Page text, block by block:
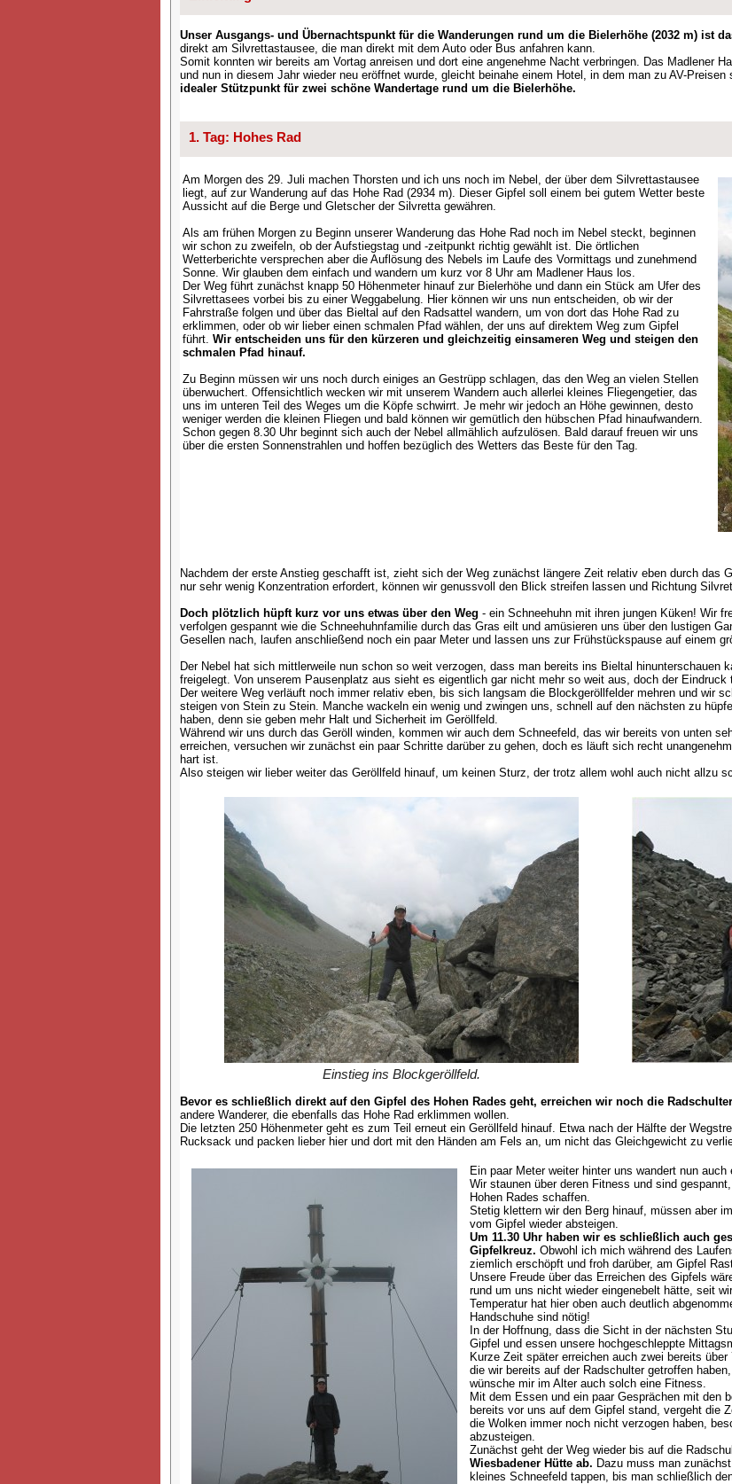
Unser Ausgangs- und Übernachtspunkt für die Wanderungen rund um die Bielerhöhe (2032 m) ist
direkt am Silvrettastausee, die man direkt mit dem Auto oder Bus anfahren kann.
Somit konnten wir bereits am Vortag anreisen und dort eine angenehme Nacht verbringen. Das Madlener
und nun in diesem Jahr wieder neu eröffnet wurde, gleicht beinahe einem Hotel, in dem man zu AV-
idealer Stützpunkt für zwei schöne Wandertage rund um die Bielerhöhe.
1. Tag: Hohes Rad
Am Morgen des 29. Juli machen Thorsten und ich uns noch im Nebel, der über dem Silvrettastausee
liegt, auf zur Wanderung auf das Hohe Rad (2934 m). Dieser Gipfel soll einem bei gutem Wetter beste
Aussicht auf die Berge und Gletscher der Silvretta gewähren.
Als am frühen Morgen zu Beginn unserer Wanderung das Hohe Rad noch im Nebel steckt, beginnen
wir schon zu zweifeln, ob der Aufstiegstag und -zeitpunkt richtig gewählt ist. Die örtlichen
Wetterberichte versprechen aber die Auflösung des Nebels im Laufe des Vormittags und zunehmend
Sonne. Wir glauben dem einfach und wandern um kurz vor 8 Uhr am Madlener Haus los.
Der Weg führt zunächst knapp 50 Höhenmeter hinauf zur Bielerhöhe und dann ein Stück am Ufer des
Silvrettasees vorbei bis zu einer Weggabelung. Hier können wir uns nun entscheiden, ob wir der
Fahrstraße folgen und über das Bieltal auf den Radsattel wandern, um von dort das Hohe Rad zu
erklimmen, oder ob wir lieber einen schmalen Pfad wählen, der uns auf direktem Weg zum Gipfel
führt. Wir entscheiden uns für den kürzeren und gleichzeitig einsameren Weg und steigen den
schmalen Pfad hinauf.
Zu Beginn müssen wir uns noch durch einiges an Gestrüpp schlagen, das den Weg an vielen Stellen
überwuchert. Offensichtlich wecken wir mit unserem Wandern auch allerlei kleines Fliegengetier, das
uns im unteren Teil des Weges um die Köpfe schwirrt. Je mehr wir jedoch an Höhe gewinnen, desto
weniger werden die kleinen Fliegen und bald können wir gemütlich den hübschen Pfad hinaufwandern.
Schon gegen 8.30 Uhr beginnt sich auch der Nebel allmählich aufzulösen. Bald darauf freuen wir uns
über die ersten Sonnenstrahlen und hoffen bezüglich des Wetters das Beste für den Tag.
Nachdem der erste Anstieg geschafft ist, zieht sich der Weg zunächst längere Zeit relativ eben durch das
nur sehr wenig Konzentration erfordert, können wir genussvoll den Blick streifen lassen und Richtung
Doch plötzlich hüpft kurz vor uns etwas über den Weg - ein Schneehuhn mit ihren jungen Küken! Wir
verfolgen gespannt wie die Schneehuhnfamilie durch das Gras eilt und amüsieren uns über den lustigen
Gesellen nach, laufen anschließend noch ein paar Meter und lassen uns zur Frühstückspause auf einem
Der Nebel hat sich mittlerweile nun schon so weit verzogen, dass man bereits ins Bieltal hinunterschauen
freigelegt. Von unserem Pausenplatz aus sieht es eigentlich gar nicht mehr so weit aus, doch der Eindruck
Der weitere Weg verläuft noch immer relativ eben, bis sich langsam die Blockgeröllfelder mehren und wir
steigen von Stein zu Stein. Manche wackeln ein wenig und zwingen uns, schnell auf den nächsten zu
haben, denn sie geben mehr Halt und Sicherheit im Geröllfeld.
Während wir uns durch das Geröll winden, kommen wir auch dem Schneefeld, das wir bereits von unten
erreichen, versuchen wir zunächst ein paar Schritte darüber zu gehen, doch es läuft sich recht
hart ist.
Also steigen wir lieber weiter das Geröllfeld hinauf, um keinen Sturz, der trotz allem wohl auch nicht allzu
Einstieg ins Blockgeröllfeld.
Bevor es schließlich direkt auf den Gipfel des Hohen Rades geht, erreichen wir noch die
andere Wanderer, die ebenfalls das Hohe Rad erklimmen wollen.
Die letzten 250 Höhenmeter geht es zum Teil erneut ein Geröllfeld hinauf. Etwa nach der Hälfte der
Rucksack und packen lieber hier und dort mit den Händen am Fels an, um nicht das Gleichgewicht zu
Ein paar Meter weiter hinter uns wandert nun
Wir staunen über deren Fitness und sind
Hohen Rades schaffen.
Stetig klettern wir den Berg hinauf, müssen aber
vom Gipfel wieder absteigen.
Um 11.30 Uhr haben wir es schließlich auch
Gipfelkreuz. Obwohl ich mich während des
ziemlich erschöpft und froh darüber, am Gipfel
Unsere Freude über das Erreichen des Gipfels
rund um uns nicht wieder eingenebelt hätte, seit
Temperatur hat hier oben auch deutlich
Handschuhe sind nötig!
In der Hoffnung, dass die Sicht in der nächsten
Gipfel und essen unsere hochgeschleppte
Kurze Zeit später erreichen auch zwei bereits
die wir bereits auf der Radschulter getroffen
wünsche mir im Alter auch solch eine Fitness.
Mit dem Essen und ein paar Gesprächen mit den
bereits vor uns auf dem Gipfel stand, vergeht die
die Wolken immer noch nicht verzogen haben,
abzusteigen.
Zunächst geht der Weg wieder bis auf die
Wiesbadener Hütte ab. Dazu muss man
kleines Schneefeld tappen, bis man schließlich